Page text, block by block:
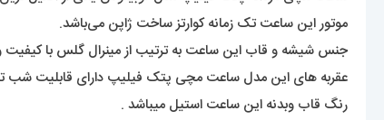
موتور این ساعت تک زمانه کوارتز ساخت ژاپن می‌باشد.
جنس شیشه و قاب این ساعت به ترتیب از مینرال گلس با کیفیت
عقربه های این مدل ساعت مچی پتک فیلیپ دارای قابلیت شب
رنگ قاب وبدنه این ساعت استیل میباشد .